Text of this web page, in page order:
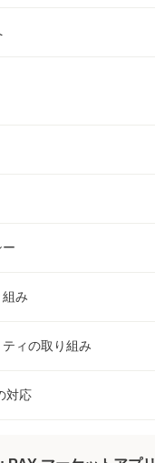
み
ィの取り組み
対応